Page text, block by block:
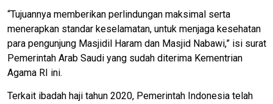
“Tujuannya memberikan perlindungan maksimal serta
menerapkan standar keselamatan, untuk menjaga kesehatan
para pengunjung Masjidil Haram dan Masjid Nabawi,” isi surat
Pemerintah Arab Saudi yang sudah diterima Kementrian
Agama RI ini.
Terkait ibadah haji tahun 2020, Pemerintah Indonesia telah